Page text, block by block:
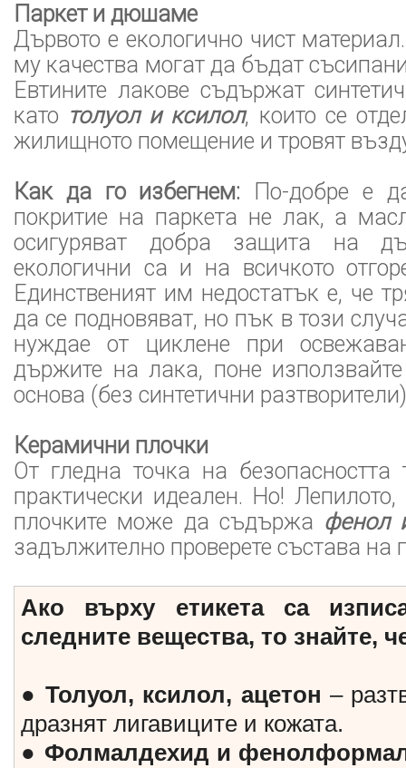
Паркет и дюшаме
Дървото е екологично чист
му качества могат да бъдат
Евтините лакове съдържат
като толуол и ксилол, които се
жилищното помещение и тровят
Как да го избегнем:
По-добре е
покритие на паркета не лак, а
осигуряват добра защита на
екологични са и на всичкото
Единственият им недостатък е, че
да се подновяват, но пък в този
нуждае от циклене при
държите на лака, поне
основа (без синтетични
Керамични плочки
От гледна точка на безопасността
практически идеален. Но! Лепилото,
плочките може да съдържа фенол
задължително проверете състава на
Ако върху етикета са
следните вещества, то знайте,
●Толуол, ксилол, ацетон –
дразнят лигавиците и кожата.
● Фолмалдехид и